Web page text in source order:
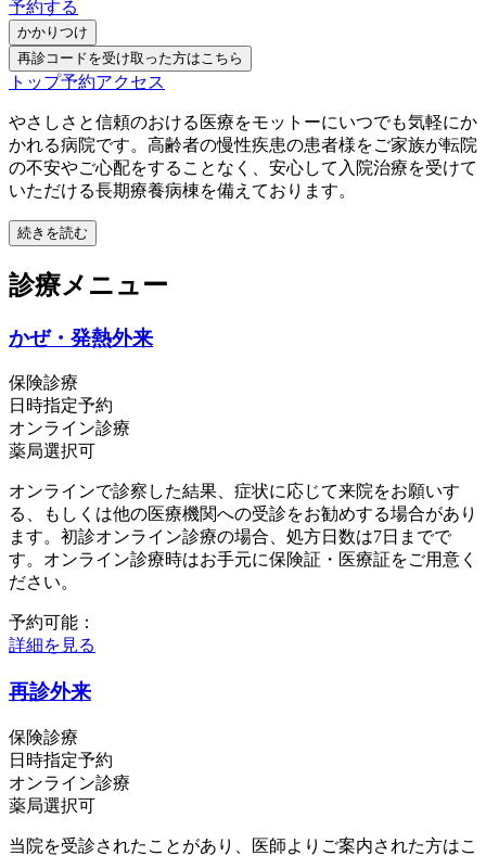
予約する
かかりつけ
再診コードを受け取った方はこちら
トップ予約アクセス
やさしさと信頼のおける医療をモットーにいつでも気軽にか
かれる病院です。高齢者の慢性疾患の患者様をご家族が転院
の不安やご心配をすることなく、安心して入院治療を受けて
いただける長期療養病棟を備えております。
続きを読む
診療メニュー
かぜ・発熱外来
保険診療
日時指定予約
オンライン診療
薬局選択可
オンラインで診察した結果、症状に応じて来院をお願いす
る、もしくは他の医療機関への受診をお勧めする場合があり
ます。初診オンライン診療の場合、処方日数は7日までで
す。オンライン診療時はお手元に保険証・医療証をご用意く
ださい。
予約可能：
詳細を見る
再診外来
保険診療
日時指定予約
オンライン診療
薬局選択可
当院を受診されたことがあり、医師よりご案内された方はこ